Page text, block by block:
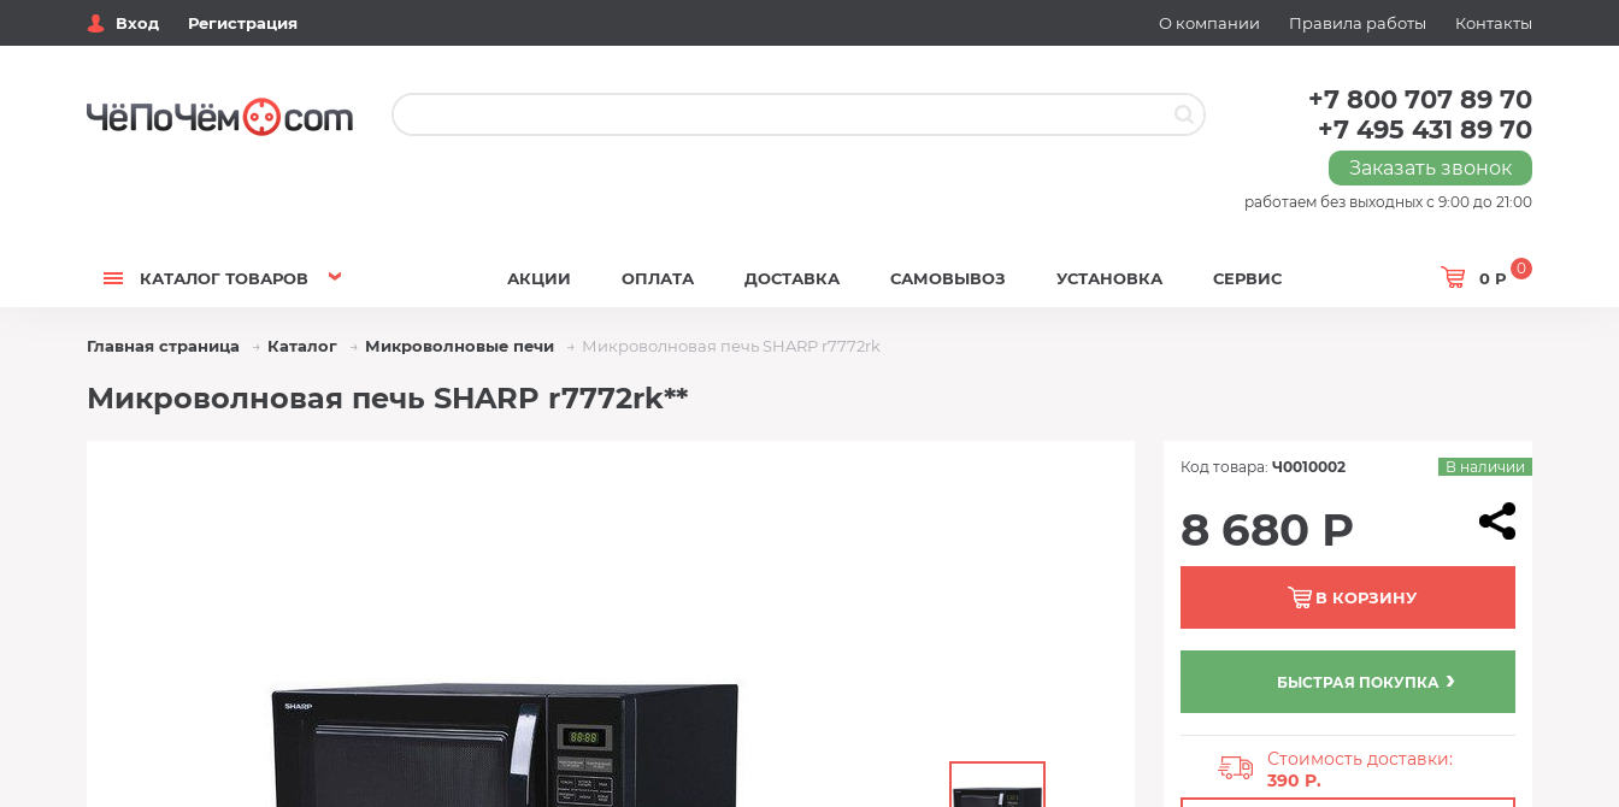
Вход Регистрация О компании Правила работы Контакты
+7 800 707 89 70
+7 495 431 89 70
Заказать звонок
работаем без выходных с 9:00 до 21:00
КАТАЛОГ ТОВАРОВ 0 Р
0
АКЦИИ ОПЛАТА ДОСТАВКА САМОВЫВОЗ УСТАНОВКА СЕРВИС
Главная страница Каталог Микроволновые печи Микроволновая печь SHARP r7772rk
Микроволновая печь SHARP r7772rk**
Код товара: Ч0010002 В наличии
8 680 Р
В КОРЗИНУ
БЫСТРАЯ ПОКУПКА
Стоимость доставки:
390 P.